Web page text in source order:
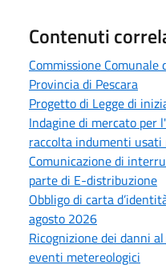
Contenuti
Commissione Comunale
Provincia di Pescara
Progetto di Legge di
Indagine di mercato per
raccolta indumenti usati
Comunicazione di
parte di E-distribuzione
Obbligo di carta
agosto 2026
Ricognizione dei danni
eventi metereologici